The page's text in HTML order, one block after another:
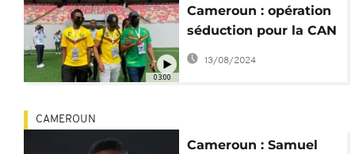
03:00
Cameroun : opération
séduction pour la CAN
2021
13/08/2024
CAMEROUN
Cameroun : Samuel